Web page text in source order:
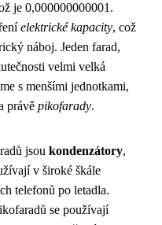
je 0,000000000001.
elektrické kapacity, což
náboj. Jeden farad,
velmi velká
s menšími jednotkami,
právě pikofarady.
jsou kondenzátory,
v široké škále
telefonů po letadla.
se používají